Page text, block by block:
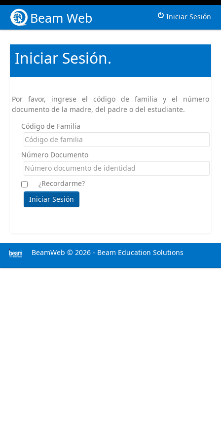
Beam Web Iniciar Sesión
Iniciar Sesión.
Por favor, ingrese el código de familia y el número
documento de la madre, del padre o del estudiante.
Código de Familia
Número Documento
¿Recordarme?
BeamWeb © 2026 - Beam Education Solutions